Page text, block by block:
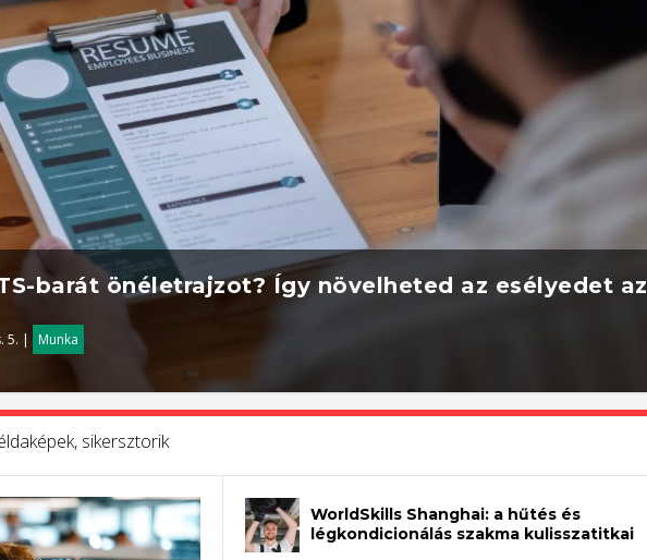
barát önéletrajzot? Így növelheted az esélyedet az
5. | Munka
sikersztorik
WorldSkills Shanghai: a hűtés és
légkondicionálás szakma kulisszatitkai